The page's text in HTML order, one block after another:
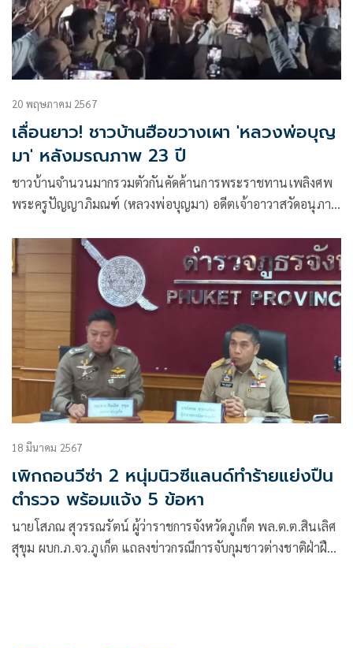
20 พฤษภาคม 2567
เลื่อนยาว! ชาวบ้านฮือขวางเผา 'หลวงพ่อบุญ
มา' หลังมรณภาพ 23 ปี
ชาวบ้านจำนวนมากรวมตัวกันคัดค้านการพระราชทานเพลิงศพ
พระครูปัญญาภิมณฑ์ (หลวงพ่อบุญมา) อดีตเจ้าอาวาสวัดอนุภาษ
18 มีนาคม 2567
เพิกถอนวีซ่า 2 หนุ่มนิวซีแลนด์ทำร้ายแย่งปืน
ตำรวจ พร้อมแจ้ง 5 ข้อหา
นายโสภณ สุวรรณรัตน์ ผู้ว่าราชการจังหวัดภูเก็ต พล.ต.ต.สินเลิศ
สุขุม ผบก.ภ.จว.ภูเก็ต แถลงข่าวกรณีการจับกุมชาวต่างชาติฝ่าฝืน